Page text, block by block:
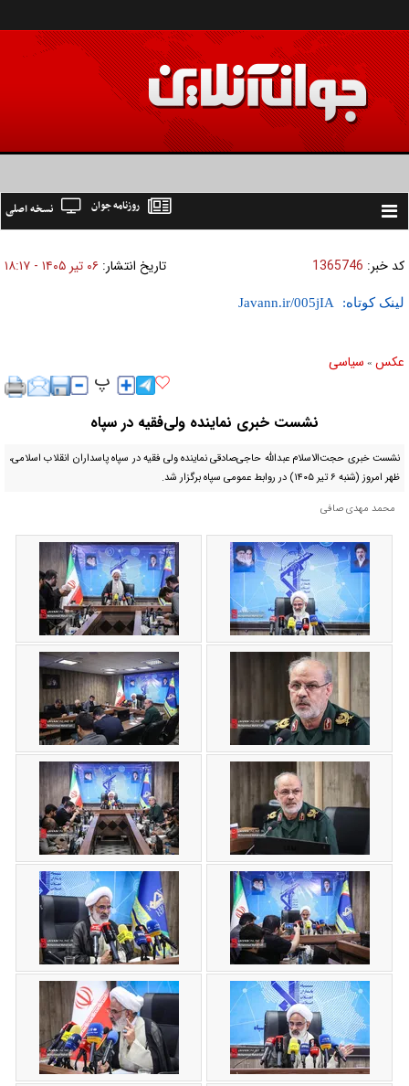
Toggle
نسخه اصلی روزنامه جوان
کد خبر: 1365746 تاریخ انتشار: ۰۶ تير ۱۴۰۵ - ۱۸:۱۷
لینک کوتاه:
عکس » سیاسی
نشست خبری نماینده ولی‌فقیه در سپاه
نشست خبری حجت‌الاسلام عبدالله حاجی‌صادقی نماینده ولی فقیه در سپاه پاسداران انقلاب اسلامی،
ظهر امروز (شنبه ۶ تیر ۱۴۰۵) در روابط عمومی سپاه برگزار شد.
محمد مهدی صافی